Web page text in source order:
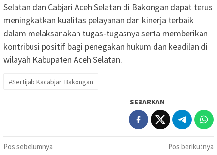
Selatan dan Cabjari Aceh Selatan di Bakongan dapat terus
meningkatkan kualitas pelayanan dan kinerja terbaik
dalam melaksanakan tugas-tugasnya serta memberikan
kontribusi positif bagi penegakan hukum dan keadilan di
wilayah Kabupaten Aceh Selatan.
#Sertijab Kacabjari Bakongan
SEBARKAN
Navigasi
Pos sebelumnya
Pos berikutnya